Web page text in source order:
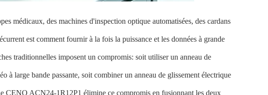
médicaux, des machines d'inspection optique automatisées, des cardans
est comment fournir à la fois la puissance et les données à grande
traditionnelles imposent un compromis: soit utiliser un anneau de
à large bande passante, soit combiner un anneau de glissement électrique
CENO ACN24-1R12P1 élimine ce compromis en fusionnant les deux